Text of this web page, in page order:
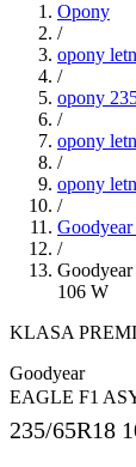
Opony
/
opony
/
opony
/
opony
/
opony
/
/
106 W
KLASA
Goodyear
EAGLE F1
235/65R18